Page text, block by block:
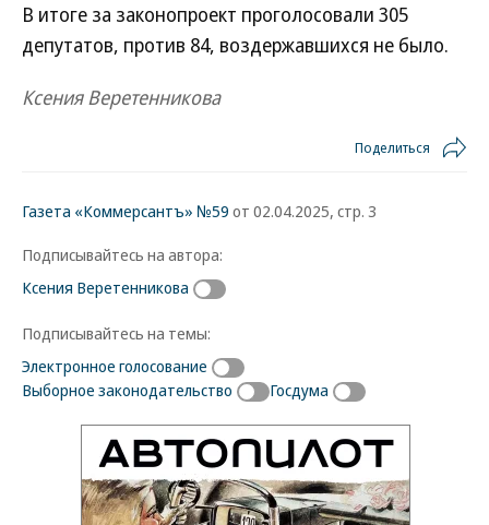
В итоге за законопроект проголосовали 305
депутатов, против 84, воздержавшихся не было.
Ксения Веретенникова
Поделиться
Газета «Коммерсантъ» №59 от 02.04.2025, стр. 3
Подписывайтесь на автора:
Ксения Веретенникова
Подписывайтесь на темы:
Электронное голосование
Выборное законодательство
Госдума